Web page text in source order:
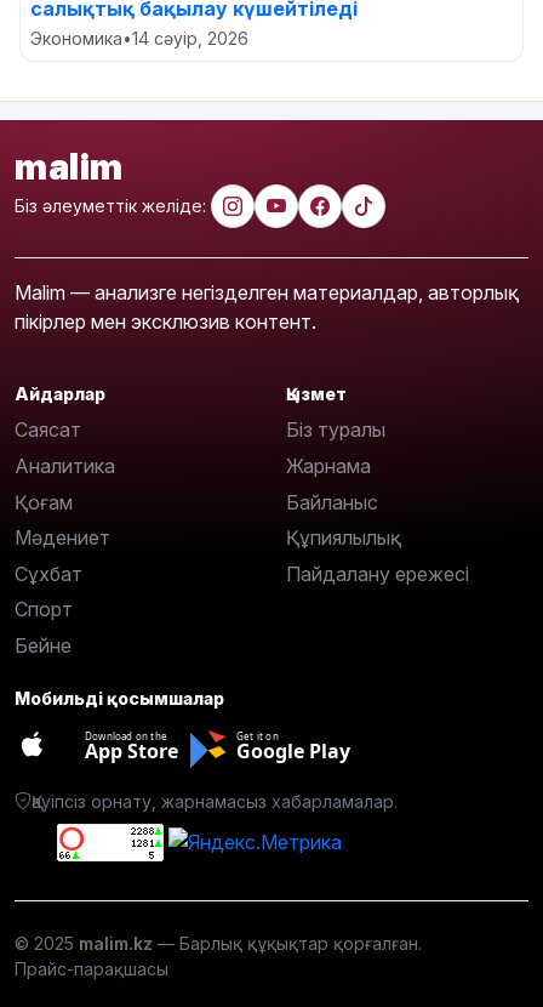
салықтық бақылау күшейтіледі
Экономика•14 сәуір, 2026
malim
Біз әлеуметтік желіде:
Malim — анализге негізделген материалдар, авторлық
пікірлер мен эксклюзив контент.
Айдарлар
Саясат
Аналитика
Қоғам
Мәдениет
Сұхбат
Спорт
Бейне
Қызмет
Біз туралы
Жарнама
Байланыс
Құпиялылық
Пайдалану ережесі
Мобильді қосымшалар
Download on the
App Store
Get it on
Google Play
Қауіпсіз орнату, жарнамасыз хабарламалар.
© 2025 malim.kz — Барлық құқықтар қорғалған.
Прайс-парақшасы